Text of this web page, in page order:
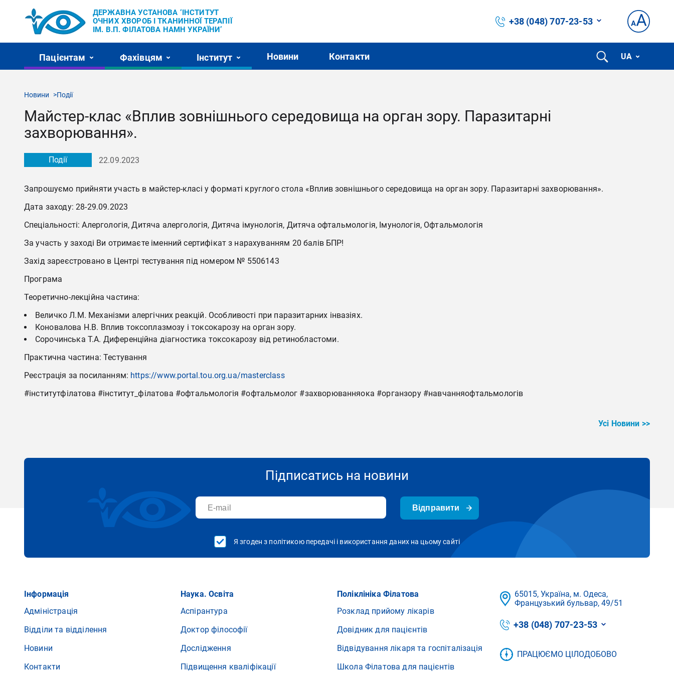
ДЕРЖАВНА УСТАНОВА ‘ІНСТИТУТ
ОЧНИХ ХВОРОБ І ТКАНИННОЇ ТЕРАПІЇ
ІМ. В.П. ФІЛАТОВА НАМН УКРАЇНИ’
+38 (048) 707-23-53
Пацієнтам Фахівцям Інститут Новини Контакти UA
Новини Події
Майстер-клас «Вплив зовнішнього середовища на орган зору. Паразитарні
захворювання».
Події 22.09.2023
Запрошуємо прийняти участь в майстер-класі у форматі круглого стола «Вплив зовнішнього середовища на орган зору. Паразитарні захворювання».
Дата заходу: 28-29.09.2023
Спеціальності: Алергологія, Дитяча алергологія, Дитяча імунологія, Дитяча офтальмологія, Імунологія, Офтальмологія
За участь у заході Ви отримаєте іменний сертифікат з нарахуванням 20 балів БПР!
Захід зареєстровано в Центрі тестування під номером № 5506143
Програма
Теоретично-лекційна частина:
Величко Л.М. Механізми алергічних реакцій. Особливості при паразитарних інвазіях.
Коновалова Н.В. Вплив токсоплазмозу і токсокарозу на орган зору.
Сорочинська Т.А. Диференційна діагностика токсокарозу від ретинобластоми.
Практична частина: Тестування
Реєстрація за посиланням: https://www.portal.tou.org.ua/masterclass
#інститутфілатова #інститут_філатова #офтальмологія #офтальмолог #захворюванняока #органзору #навчанняофтальмологів
Усі Новини >>
Підписатись на новини
Відправити
Я згоден з політикою передачі і використання даних на цьому сайті
Інформація
Адміністрація
Відділи та відділення
Новини
Контакти
Наука. Освіта
Аспірантура
Доктор філософії
Дослідження
Підвищення кваліфікації
Поліклініка Філатова
Розклад прийому лікарів
Довідник для пацієнтів
Відвідування лікаря та госпіталізація
Школа Філатова для пацієнтів
65015, Україна, м. Одеса,
Французький бульвар, 49/51
+38 (048) 707-23-53
ПРАЦЮЄМО ЦІЛОДОБОВО